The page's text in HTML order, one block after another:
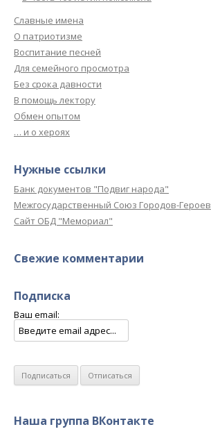
Славные имена
О патриотизме
Воспитание песней
Для семейного просмотра
Без срока давности
В помощь лектору
Обмен опытом
… и о хероях
Нужные ссылки
Банк документов "Подвиг народа"
Межгосударственный Союз Городов-Героев
Сайт ОБД "Мемориал"
Свежие комментарии
Подписка
Ваш email:
Наша группа ВКонтакте